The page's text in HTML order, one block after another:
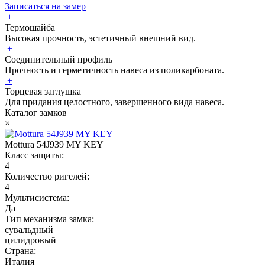
Записаться на замер
+
Термошайба
Высокая прочность, эстетичный внешний вид.
+
Соединительный профиль
Прочность и герметичность навеса из поликарбоната.
+
Торцевая заглушка
Для придания целостного, завершенного вида навеса.
Каталог замков
×
Mottura 54J939 MY KEY
Класс защиты:
4
Количество ригелей:
4
Мультисистема:
Да
Тип механизма замка:
сувальдный
цилидровый
Страна:
Италия